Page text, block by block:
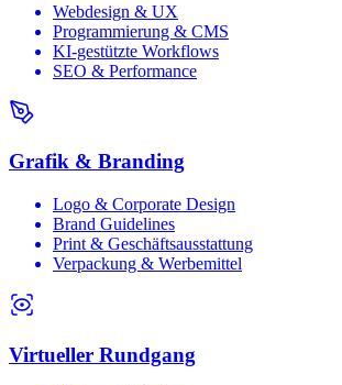
Webdesign & UX
Programmierung & CMS
KI-gestützte Workflows
SEO & Performance
Grafik & Branding
Logo & Corporate Design
Brand Guidelines
Print & Geschäftsausstattung
Verpackung & Werbemittel
Virtueller Rundgang